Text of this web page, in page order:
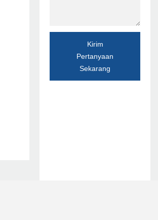
Kirim
Pertanyaan
Sekarang